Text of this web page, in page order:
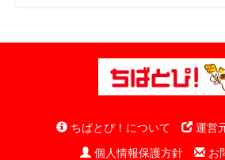
ちばとぴ！について 運営
個人情報保護方針
お